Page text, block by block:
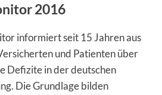
2016
informiert seit 15 Jahren aus
und Patienten über
Defizite in der deutschen
Die Grundlage bilden